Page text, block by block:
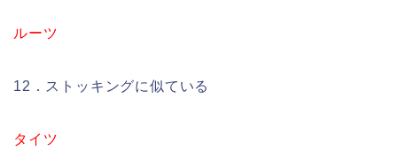
ルーツ
12．ストッキングに似ている
タイツ